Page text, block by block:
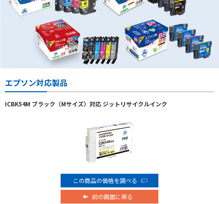
エプソン対応製品
ICBK54M ブラック（Mサイズ）対応 ジットリサイクルインク
この商品の価格を調べる
前の画面に戻る